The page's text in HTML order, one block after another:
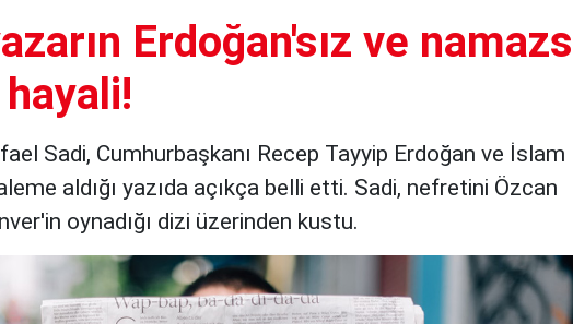
Erdoğan'sız ve
Sadi, Cumhurbaşkanı Recep Tayyip Erdoğan ve İslam
aldığı yazıda açıkça belli etti. Sadi, nefretini Özcan
oynadığı dizi üzerinden kustu.